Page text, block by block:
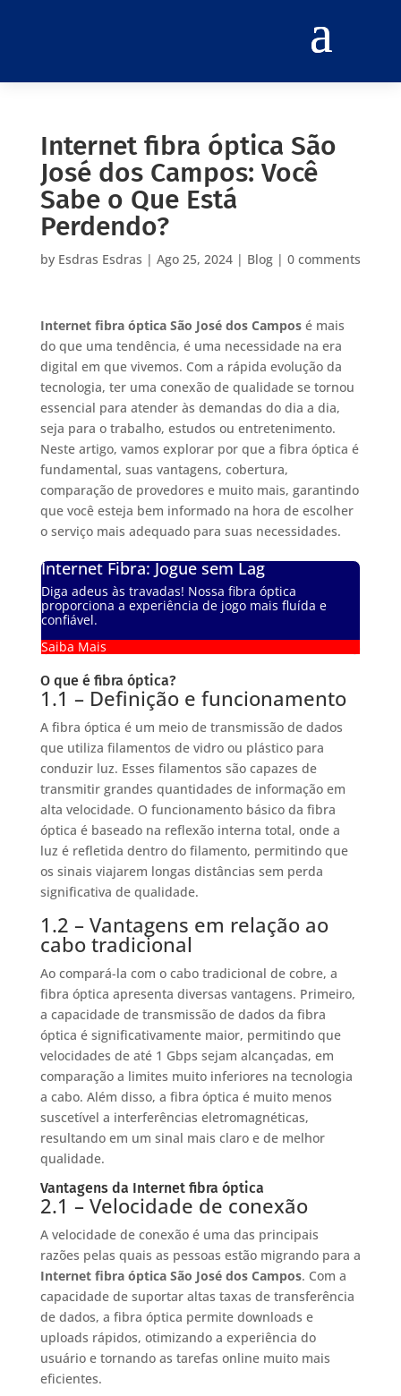
Internet fibra óptica São
José dos Campos: Você
Sabe o Que Está
Perdendo?
by Esdras Esdras | Ago 25, 2024| Blog| 0 comments
Internet fibra óptica São José dos Camposé mais
do que uma tendência, é uma necessidade na era
digital em que vivemos. Com a rápida evolução da
tecnologia, ter uma conexão de qualidade se tornou
essencial para atender às demandas do dia a dia,
seja para o trabalho, estudos ou entretenimento.
Neste artigo, vamos explorar por que a fibra óptica é
fundamental, suas vantagens, cobertura,
comparação de provedores e muito mais, garantindo
que você esteja bem informado na hora de escolher
o serviço mais adequado para suas necessidades.
Internet Fibra: Jogue sem Lag
Diga adeus às travadas! Nossa fibra óptica
proporciona a experiência de jogo mais fluída e
confiável.
Saiba Mais
O que é fibra óptica?
1.1 – Definição e funcionamento
A fibra óptica é um meio de transmissão de dados
que utiliza filamentos de vidro ou plástico para
conduzir luz. Esses filamentos são capazes de
transmitir grandes quantidades de informação em
alta velocidade. O funcionamento básico da fibra
óptica é baseado na reflexão interna total, onde a
luz é refletida dentro do filamento, permitindo que
os sinais viajarem longas distâncias sem perda
significativa de qualidade.
1.2 – Vantagens em relação ao
cabo tradicional
Ao compará-la com o cabo tradicional de cobre, a
fibra óptica apresenta diversas vantagens. Primeiro,
a capacidade de transmissão de dados da fibra
óptica é significativamente maior, permitindo que
velocidades de até 1 Gbps sejam alcançadas, em
comparação a limites muito inferiores na tecnologia
a cabo. Além disso, a fibra óptica é muito menos
suscetível a interferências eletromagnéticas,
resultando em um sinal mais claro e de melhor
qualidade.
Vantagens da Internet fibra óptica
2.1 – Velocidade de conexão
A velocidade de conexão é uma das principais
razões pelas quais as pessoas estão migrando para a
Internet fibra óptica São José dos Campos. Com a
capacidade de suportar altas taxas de transferência
de dados, a fibra óptica permite downloads e
uploads rápidos, otimizando a experiência do
usuário e tornando as tarefas online muito mais
eficientes.